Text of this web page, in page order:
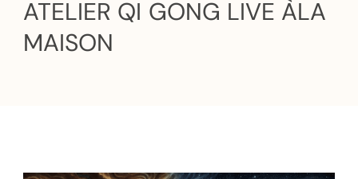
ATELIER QI GONG LIVE ÀLA
MAISON